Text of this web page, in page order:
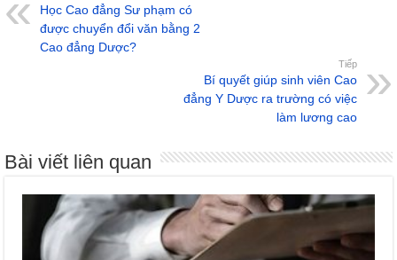
Học Cao đẳng Sư phạm có
được chuyển đổi văn bằng 2
Cao đẳng Dược?
Tiếp
Bí quyết giúp sinh viên Cao
đẳng Y Dược ra trường có việc
làm lương cao
Bài viết liên quan